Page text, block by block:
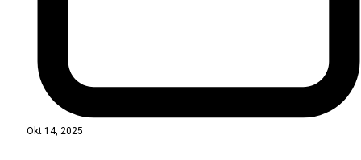
Okt 14, 2025